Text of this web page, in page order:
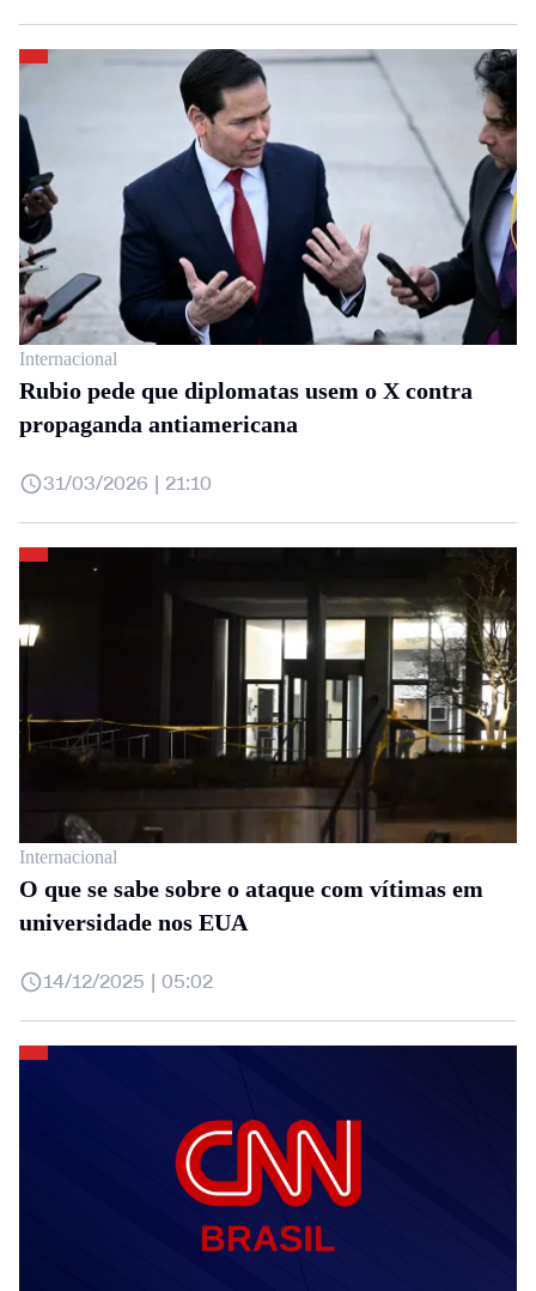
Internacional
Rubio pede que diplomatas usem o X contra
propaganda antiamericana
31/03/2026 | 21:10
Internacional
O que se sabe sobre o ataque com vítimas em
universidade nos EUA
14/12/2025 | 05:02